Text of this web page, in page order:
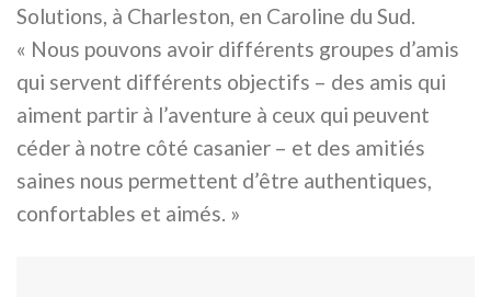
Solutions, à Charleston, en Caroline du Sud.
« Nous pouvons avoir différents groupes d’amis
qui servent différents objectifs – des amis qui
aiment partir à l’aventure à ceux qui peuvent
céder à notre côté casanier – et des amitiés
saines nous permettent d’être authentiques,
confortables et aimés. »